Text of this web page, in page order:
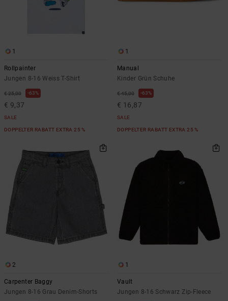
1
Rollpainter
Jungen 8-16 Weiss T-Shirt
€ 25,00 63%
€ 9,37
SALE
DOPPELTER RABATT EXTRA 25 %
1
Manual
Kinder Grün Schuhe
€ 45,00 63%
€ 16,87
SALE
DOPPELTER RABATT EXTRA 25 %
2
Carpenter Baggy
Jungen 8-16 Grau Denim-Shorts
1
Vault
Jungen 8-16 Schwarz Zip-Fleece